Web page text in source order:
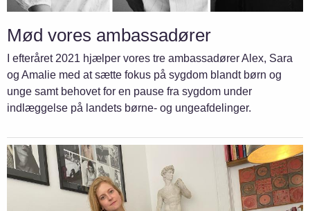
Mød vores ambassadører
I efteråret 2021 hjælper vores tre ambassadører Alex, Sara
og Amalie med at sætte fokus på sygdom blandt børn og
unge samt behovet for en pause fra sygdom under
indlæggelse på landets børne- og ungeafdelinger.